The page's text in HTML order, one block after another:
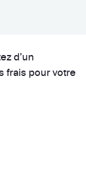
d’un
frais pour votre